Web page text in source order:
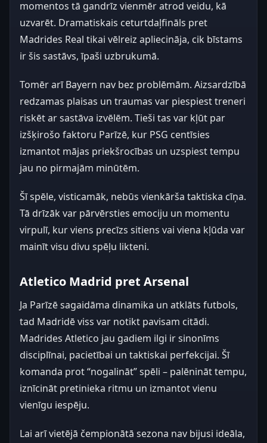
momentos tā gandrīz vienmēr atrod veidu, kā
uzvarēt. Dramatiskais ceturtdaļfināls pret
Madrides Real tikai vēlreiz apliecināja, cik bīstams
ir šis sastāvs, īpaši uzbrukumā.
Tomēr arī Bayern nav bez problēmām. Aizsardzībā
redzamas plaisas un traumas var piespiest treneri
riskēt ar sastāva izvēlēm. Tieši tas var kļūt par
izšķirošo faktoru Parīzē, kur PSG centīsies
izmantot mājas priekšrocības un uzspiest tempu
jau no pirmajām minūtēm.
Šī spēle, visticamāk, nebūs vienkārša taktiska cīņa.
Tā drīzāk var pārvērsties emociju un momentu
virpulī, kur viens precīzs sitiens vai viena kļūda var
mainīt visu divu spēļu likteni.
Atletico Madrid pret Arsenal
Ja Parīzē sagaidāma dinamika un atklāts futbols,
tad Madridē viss var notikt pavisam citādi.
Madrides Atletico jau gadiem ilgi ir sinonīms
disciplīnai, pacietībai un taktiskai perfekcijai. Šī
komanda prot “nogalināt” spēli – palēnināt tempu,
iznīcināt pretinieka ritmu un izmantot vienu
vienīgu iespēju.
Lai arī vietējā čempionātā sezona nav bijusi ideāla,